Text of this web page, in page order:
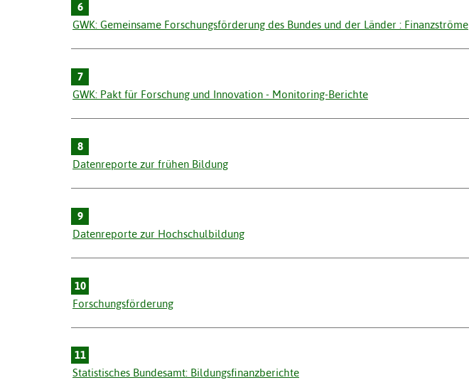
6
GWK: Gemeinsame Forschungsförderung des Bundes und der Länder : Finanzströme
7
GWK: Pakt für Forschung und Innovation - Monitoring-Berichte
8
Datenreporte zur frühen Bildung
9
Datenreporte zur Hochschulbildung
10
Forschungsförderung
11
Statistisches Bundesamt: Bildungsfinanzberichte